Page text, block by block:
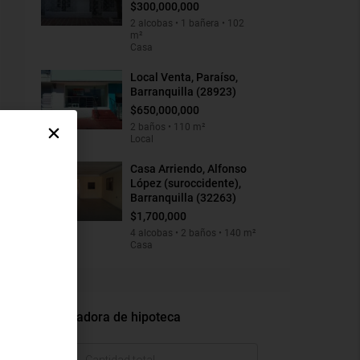
$300,000,000
2 alcobas • 1 bañera • 102
m²
Casa
Local Venta, Paraíso,
Barranquilla (28923)
$650,000,000
2 baños • 110 m²
Local
Casa Arriendo, Alfonso
López (suroccidente),
Barranquilla (32263)
$1,700,000
4 alcobas • 2 baños • 140 m²
Casa
Calculadora de hipoteca